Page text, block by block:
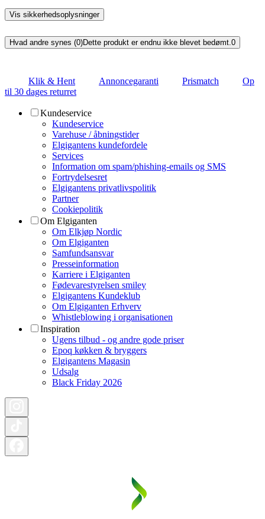
Vis sikkerhedsoplysninger
Hvad andre synes (0)Dette produkt er endnu ikke blevet bedømt.0
Klik & Hent Annoncegaranti Prismatch
Op
til 30 dages returret
Kundeservice
Kundeservice
Varehuse / åbningstider
Elgigantens kundefordele
Services
Information om spam/phishing-emails og SMS
Fortrydelsesret
Elgigantens privatlivspolitik
Partner
Cookiepolitik
Om Elgiganten
Om Elkjøp Nordic
Om Elgiganten
Samfundsansvar
Presseinformation
Karriere i Elgiganten
Fødevarestyrelsen smiley
Elgigantens Kundeklub
Om Elgiganten Erhverv
Whistleblowing i organisationen
Inspiration
Ugens tilbud - og andre gode priser
Epoq køkken & bryggers
Elgigantens Magasin
Udsalg
Black Friday 2026